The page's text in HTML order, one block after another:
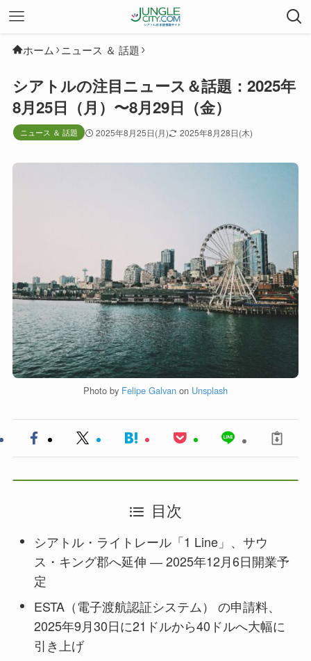
ホーム ニュース ＆ 話題
シアトルの注目ニュース＆話題：2025年
8月25日（月）〜8月29日（金）
ニュース ＆ 話題 2025年8月25日(月) 2025年8月28日(木)
Photo by Felipe Galvan on Unsplash
目次
シアトル・ライトレール「1 Line」、サウ
ス・キング郡へ延伸 ― 2025年12月6日開業予
定
ESTA（電子渡航認証システム） の申請料、
2025年9月30日に21ドルから40ドルへ大幅に
引き上げ